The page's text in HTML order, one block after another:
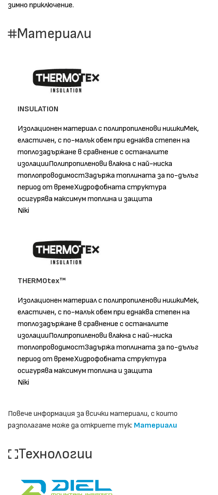
зимно приключение.
Материали
INSULATION
Изолационен материал с полипропиленови нишкиМек,
еластичен, с по-малък обем при еднаква степен на
топлозадържане в сравнение с останалите
изолацииПолипропиленови влакна с най-ниска
топлопроводимостЗадържа топлината за по-дълъг
период от времеХидрофобната структура
осигурява максимум топлина и защита
Niki
THERMOtex™
Изолационен материал с полипропиленови нишкиМек,
еластичен, с по-малък обем при еднаква степен на
топлозадържане в сравнение с останалите
изолацииПолипропиленови влакна с най-ниска
топлопроводимостЗадържа топлината за по-дълъг
период от времеХидрофобната структура
осигурява максимум топлина и защита
Niki
Повече информация за всички материали, с които
разполагаме може да откриете тук: Материали
Технологии